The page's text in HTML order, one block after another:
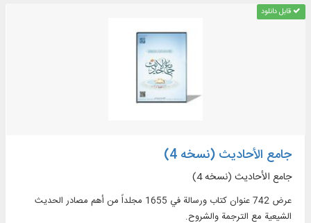
قابل دانلود
جامع الأحادیث (نسخه 4)
جامع الأحادیث (نسخه 4)
عرض 742 عنوان كتاب ورسالة في 1655 مجلداً من أهم مصادر الحديث
الشيعية مع الترجمة والشروح.